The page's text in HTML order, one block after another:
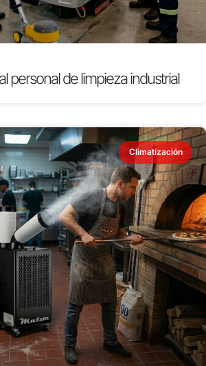
personal de limpieza industrial
Climatización